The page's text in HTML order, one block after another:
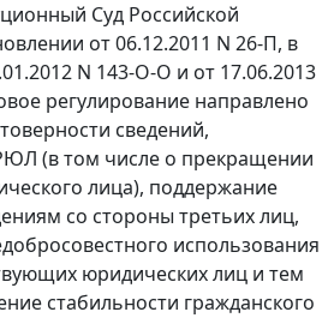
Суд Российской
от 06.12.2011 N 26-П, в
N 143-О-О и от 17.06.2013
регулирование направлено
сведений,
(в том числе о прекращении
лица), поддержание
со стороны третьих лиц,
использования
юридических лиц и тем
стабильности гражданского